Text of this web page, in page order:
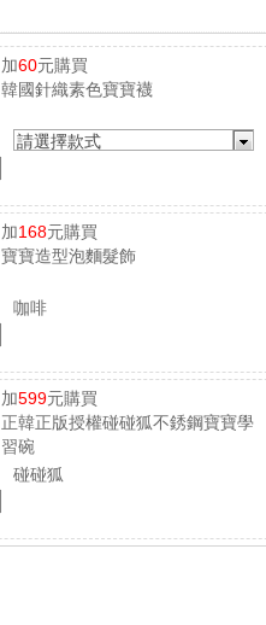
加60元購買
韓國針織素色寶寶襪
請選擇款式
加168元購買
寶寶造型泡麵髮飾
咖啡
加599元購買
正韓正版授權碰碰狐不銹鋼寶寶學
習碗
碰碰狐